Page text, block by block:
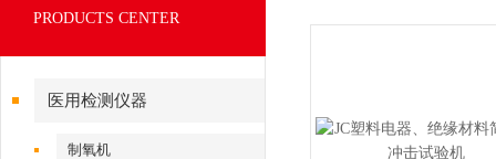
PRODUCTS CENTER
医用检测仪器
制氧机